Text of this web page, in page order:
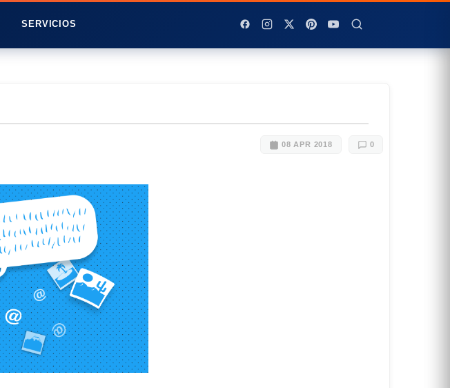
SERVICIOS
08 APR 2018 0